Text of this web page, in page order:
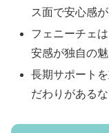
ス面で安心感
フェニーチェ
安感が独自の
長期サポート
だわりがある